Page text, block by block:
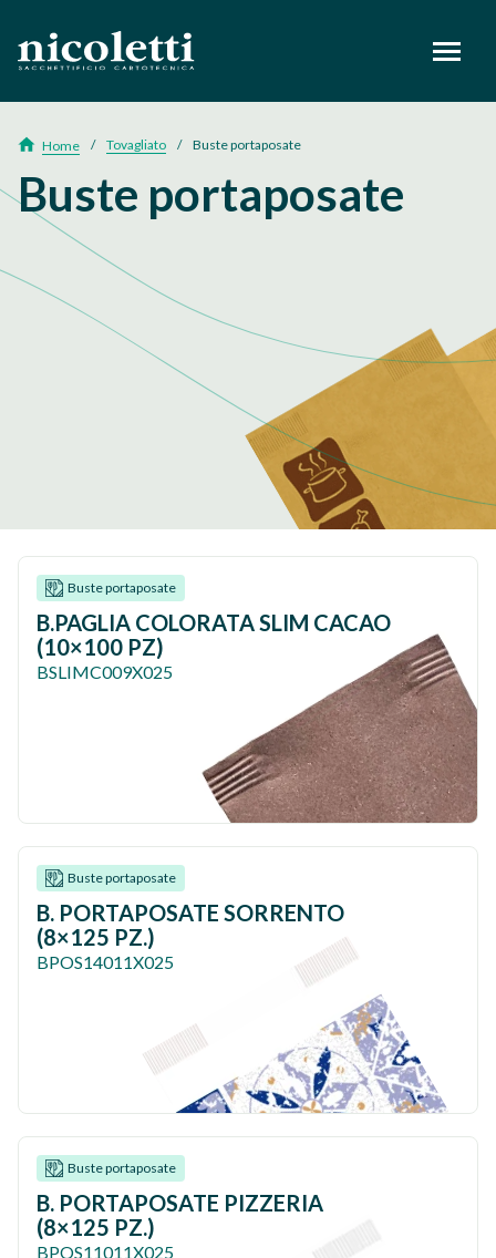
footer
Home Tovagliato Buste portaposate
Buste portaposate
Buste portaposate
B.PAGLIA COLORATA SLIM CACAO
(10×100 PZ)
BSLIMC009X025
Buste portaposate
B. PORTAPOSATE SORRENTO
(8×125 PZ.)
BPOS14011X025
Buste portaposate
B. PORTAPOSATE PIZZERIA
(8×125 PZ.)
BPOS11011X025